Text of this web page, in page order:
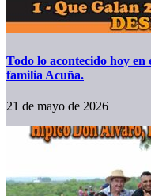
Todo lo acontecido hoy
familia Acuña.
21 de mayo de 2026